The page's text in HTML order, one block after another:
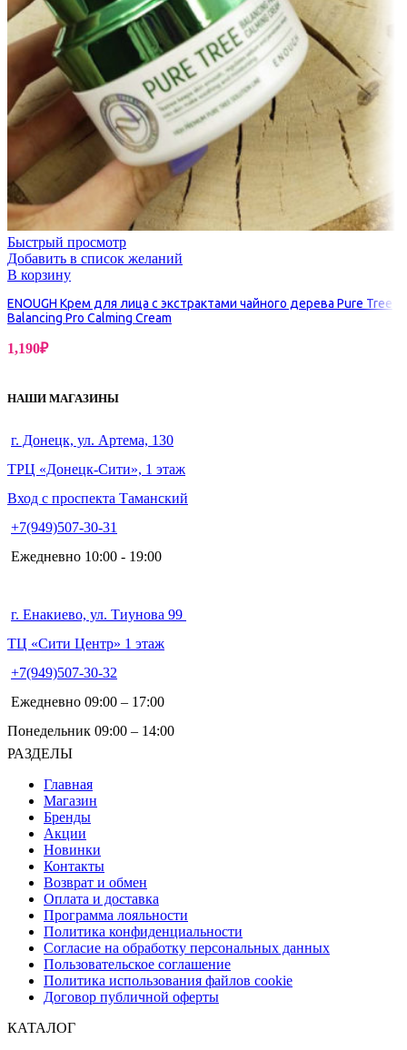
Быстрый просмотр
Добавить в список желаний
В корзину
ENOUGH Крем для лица с экстрактами чайного дерева Pure Tree
Balancing Pro Calming Cream
1,190₽
НАШИ МАГАЗИНЫ
г. Донецк, ул. Артема, 130
ТРЦ «Донецк-Сити», 1 этаж
Вход с проспекта Таманский
+7(949)507-30-31
Ежедневно 10:00 - 19:00
г. Енакиево, ул. Тиунова 99
ТЦ «Сити Центр» 1 этаж
+7(949)507-30-32
Ежедневно 09:00 – 17:00
Понедельник 09:00 – 14:00
РАЗДЕЛЫ
Главная
Магазин
Бренды
Акции
Новинки
Контакты
Возврат и обмен
Оплата и доставка
Программа лояльности
Политика конфиденциальности
Согласие на обработку персональных данных
Пользовательское соглашение
Политика использования файлов cookie
Договор публичной оферты
КАТАЛОГ